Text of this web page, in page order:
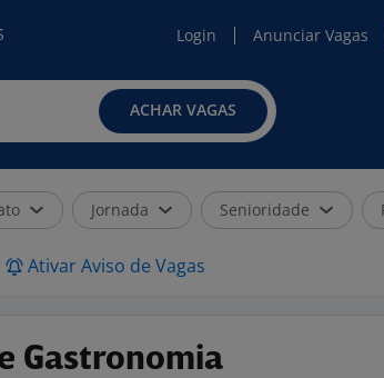
Login Anunciar Vagas
ACHAR VAGAS
Jornada Senioridade
Ativar Aviso de Vagas
Gastronomia